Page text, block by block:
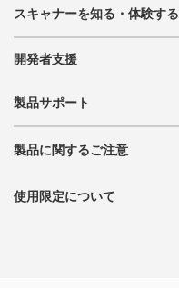
スキャナーを知る・体験する
開発者支援
製品サポート
製品に関するご注意
使用限定について